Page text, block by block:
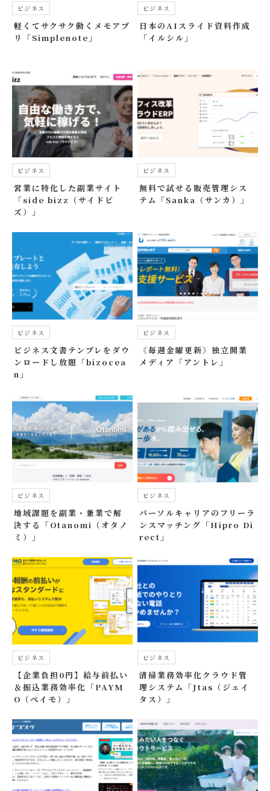
ビジネス
軽くてサクサク動くメモアプ
リ「Simplenote」
ビジネス
日本のAIスライド資料作成
「イルシル」
ビジネス
営業に特化した副業サイト
「side bizz（サイドビ
ズ）」
ビジネス
無料で試せる販売管理シス
テム「Sanka（サンカ）」
ビジネス
ビジネス文書テンプレをダウ
ンロードし放題「bizocea
n」
ビジネス
《毎週金曜更新》独立開業
メディア「アントレ」
ビジネス
地域課題を副業・兼業で解
決する「Otanomi（オタノ
ミ）」
ビジネス
パーソルキャリアのフリーラ
ンスマッチング「Hipro Di
rect」
ビジネス
【企業負担0円】給与前払い
＆振込業務効率化「PAYM
O（ペイモ）」
ビジネス
清掃業務効率化クラウド管
理システム「Jtas（ジェイ
タス）」